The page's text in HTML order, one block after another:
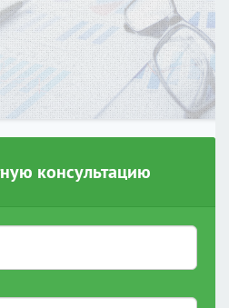
консультацию